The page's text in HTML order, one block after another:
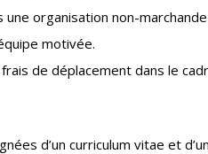
organisation non-
motivée.
de déplacement dans le
d’un curriculum vitae et